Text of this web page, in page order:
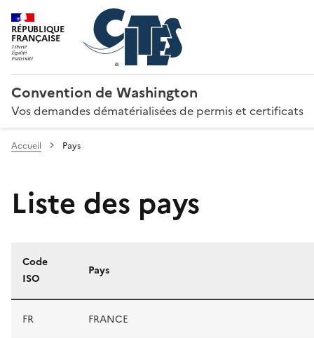
RÉPUBLIQUE
FRANÇAISE
Convention de Washington
Vos demandes dématérialisées de permis et certificats
Accueil Pays
Liste des pays
Liste des pays
Code
ISO
Pays
FR FRANCE